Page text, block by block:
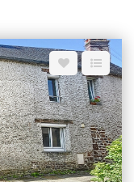
aménagée et
. Au deuxième :
salle de bains et
une suite
toilettes. Par l'accès
niveau avec un
sur trois niveaux
d'énergie pour un
/ an Date de
pour établir cette